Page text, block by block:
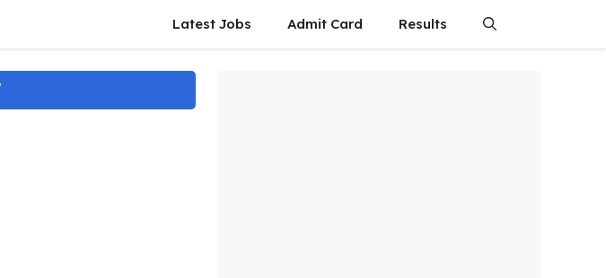
Latest Jobs Admit Card Results